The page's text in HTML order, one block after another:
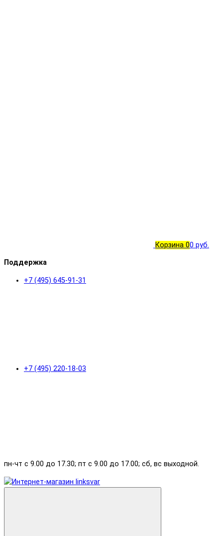
Корзина 00 руб.
Поддержка
+7 (495) 645-91-31
+7 (495) 220-18-03
пн-чт с 9.00 до 17.30; пт с 9.00 до 17.00; сб, вс выходной.